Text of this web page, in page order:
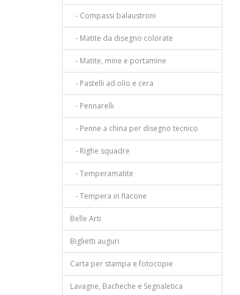
- Compassi balaustroni
- Matite da disegno colorate
- Matite, mine e portamine
- Pastelli ad olio e cera
- Pennarelli
- Penne a china per disegno tecnico
- Righe squadre
- Temperamatite
- Tempera in flacone
Belle Arti
Biglietti auguri
Carta per stampa e fotocopie
Lavagne, Bacheche e Segnaletica